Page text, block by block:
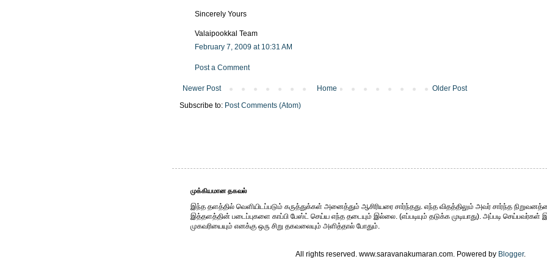
Sincerely Yours
Valaipookkal Team
February 7, 2009 at 10:31 AM
Post a Comment
Newer Post Older Post
Home
Subscribe to: Post Comments (Atom)
முக்கியமான தகவல்
இந்த தளத்தில் வெளியிடப்படும் கருத்துக்கள் அனைத்தும் ஆசிரியரை சார்ந்தது. எந்த விதத்திலும் அவர் சார்ந்த
இத்தளத்தின் படைப்புகளை காப்பி பேஸ்ட் செய்ய எந்த தடையும் இல்லை. (எப்படியும் தடுக்க முடியாது). அப்படி
முகவரியையும் எனக்கு ஒரு சிறு தகவலையும் அளித்தால் போதும்.
All rights reserved. www.saravanakumaran.com. Powered by Blogger.